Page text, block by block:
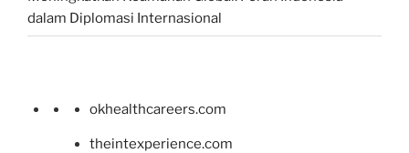
dalam Diplomasi Internasional
okhealthcareers.com
theintexperience.com